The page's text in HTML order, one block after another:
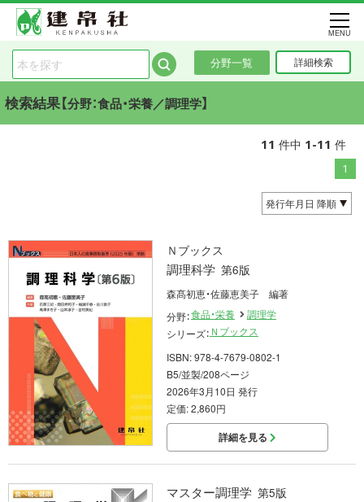
分野一覧 詳細検索
MENU
検索結果【分野：食品・栄養／調理学】
11 件中 1-11 件
1
Ｎブックス
調理科学 第6版
森髙初恵・佐藤恵美子 編著
分野：食品・栄養
調理学
シリーズ： Ｎブックス
ISBN: 978-4-7679-0802-1
B5/並製/208ページ
2026年3月10日 発行
定価: 2,860円
詳細を見る
マスター調理学 第5版